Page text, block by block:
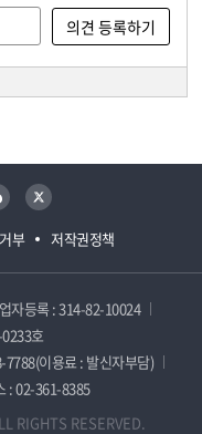
부 저작권정책
트위터
자등록 : 314-82-10024
호
7788(이용료 : 발신자부담)
: 02-361-8385
RIGHTS RESERVED.